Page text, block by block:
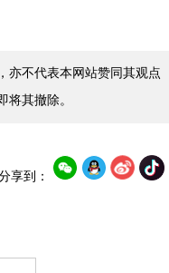
亦不代表本网站赞同其观点
其撤除。
享到：